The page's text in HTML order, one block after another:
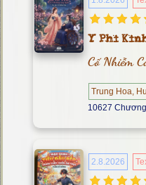
Y Phi
Cố Nhiễm
Trung Hoa,
10627 Chương
2.8.2026